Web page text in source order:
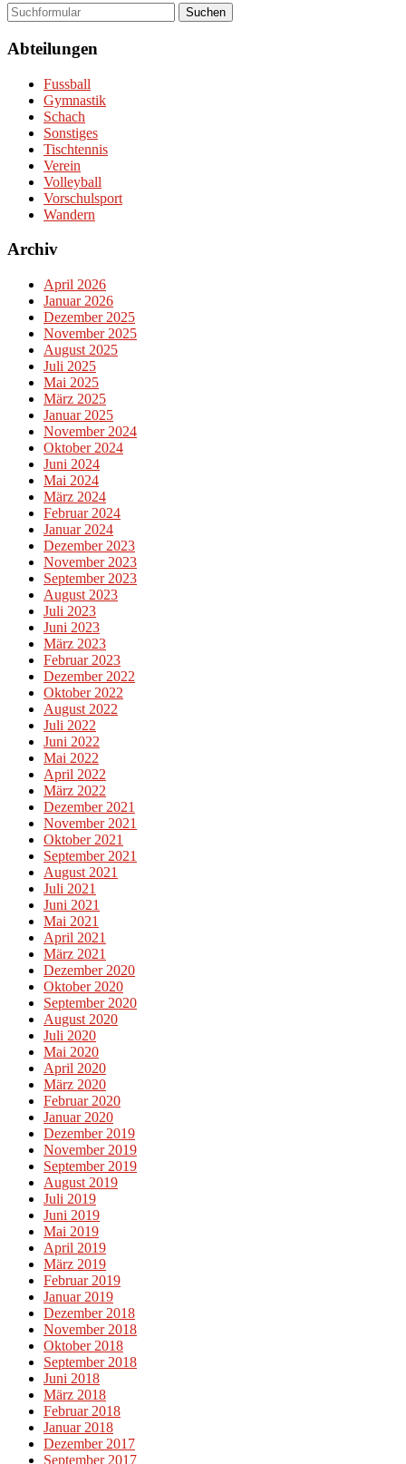
Suchen
Abteilungen
Fussball
Gymnastik
Schach
Sonstiges
Tischtennis
Verein
Volleyball
Vorschulsport
Wandern
Archiv
April 2026
Januar 2026
Dezember 2025
November 2025
August 2025
Juli 2025
Mai 2025
März 2025
Januar 2025
November 2024
Oktober 2024
Juni 2024
Mai 2024
März 2024
Februar 2024
Januar 2024
Dezember 2023
November 2023
September 2023
August 2023
Juli 2023
Juni 2023
März 2023
Februar 2023
Dezember 2022
Oktober 2022
August 2022
Juli 2022
Juni 2022
Mai 2022
April 2022
März 2022
Dezember 2021
November 2021
Oktober 2021
September 2021
August 2021
Juli 2021
Juni 2021
Mai 2021
April 2021
März 2021
Dezember 2020
Oktober 2020
September 2020
August 2020
Juli 2020
Mai 2020
April 2020
März 2020
Februar 2020
Januar 2020
Dezember 2019
November 2019
September 2019
August 2019
Juli 2019
Juni 2019
Mai 2019
April 2019
März 2019
Februar 2019
Januar 2019
Dezember 2018
November 2018
Oktober 2018
September 2018
Juni 2018
März 2018
Februar 2018
Januar 2018
Dezember 2017
September 2017